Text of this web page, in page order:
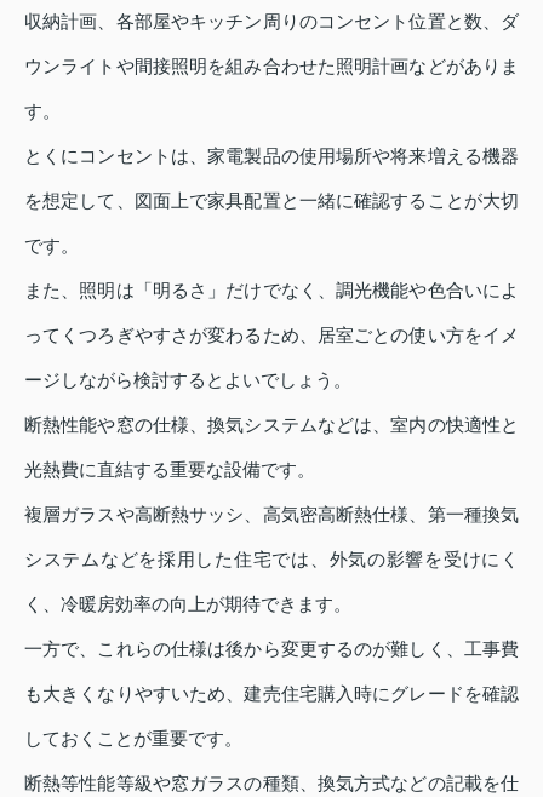
収納計画、各部屋やキッチン周りのコンセント位置と数、ダ
ウンライトや間接照明を組み合わせた照明計画などがありま
す。
とくにコンセントは、家電製品の使用場所や将来増える機器
を想定して、図面上で家具配置と一緒に確認することが大切
です。
また、照明は「明るさ」だけでなく、調光機能や色合いによ
ってくつろぎやすさが変わるため、居室ごとの使い方をイメ
ージしながら検討するとよいでしょう。
断熱性能や窓の仕様、換気システムなどは、室内の快適性と
光熱費に直結する重要な設備です。
複層ガラスや高断熱サッシ、高気密高断熱仕様、第一種換気
システムなどを採用した住宅では、外気の影響を受けにく
く、冷暖房効率の向上が期待できます。
一方で、これらの仕様は後から変更するのが難しく、工事費
も大きくなりやすいため、建売住宅購入時にグレードを確認
しておくことが重要です。
断熱等性能等級や窓ガラスの種類、換気方式などの記載を仕